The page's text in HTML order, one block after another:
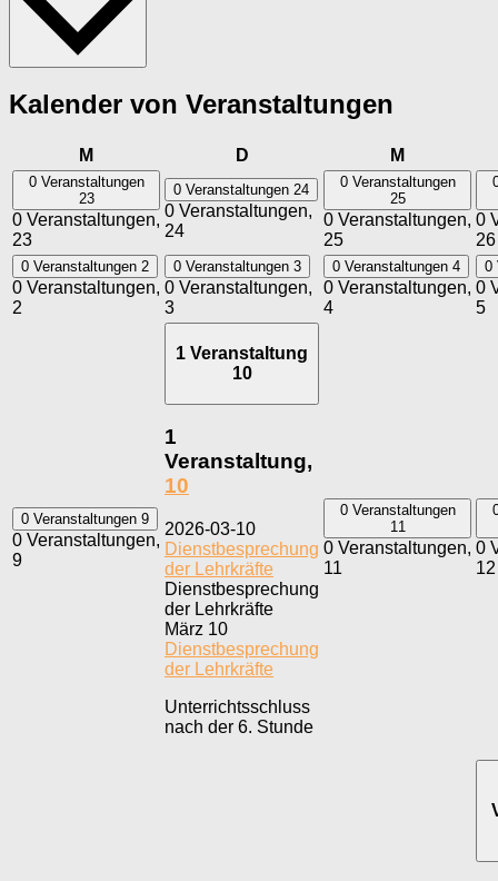
Kalender von Veranstaltungen
MMontag DDienstag MMittwoch
0 Veranstaltungen
23
0 Veranstaltungen,
23
0 Veranstaltungen 24
0 Veranstaltungen,
24
0 Veranstaltungen
25
0 Veranstaltungen,
25
0
26
0 Veranstaltungen 2
0 Veranstaltungen,
2
0 Veranstaltungen 3
0 Veranstaltungen,
3
0 Veranstaltungen 4
0 Veranstaltungen,
4
0
0
5
0 Veranstaltungen 9
0 Veranstaltungen,
9
1 Veranstaltung
10
1
Veranstaltung,
10
2026-03-10
Dienstbesprechung
der Lehrkräfte
Dienstbesprechung
der Lehrkräfte
März 10
Dienstbesprechung
der Lehrkräfte
Unterrichtsschluss
nach der 6. Stunde
0 Veranstaltungen
11
0 Veranstaltungen,
11
0
12